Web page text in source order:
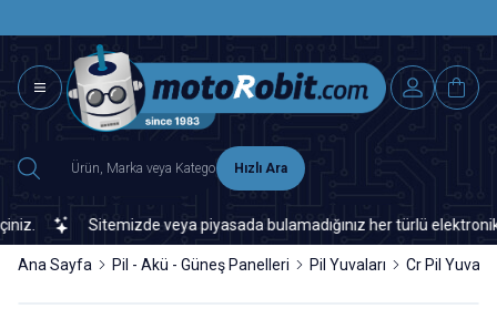
Hızlı Ara
Sitemizde veya piyasada bulamadığınız her türlü elektronik
Ana Sayfa Pil - Akü - Güneş Panelleri Pil Yuvaları Cr Pil